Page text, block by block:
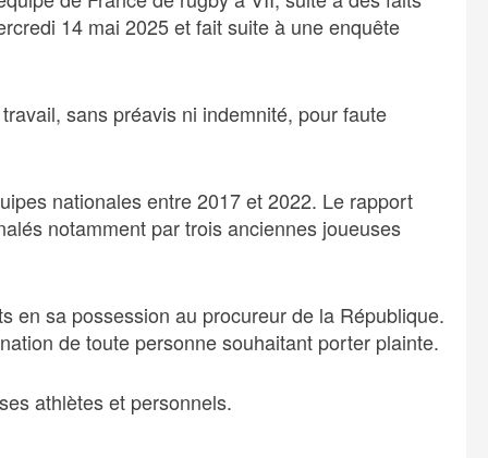
14 mai 2025 et fait suite à une enquête
sans préavis ni indemnité, pour faute
nationales entre 2017 et 2022. Le rapport
notamment par trois anciennes joueuses
en sa possession au procureur de la République.
de toute personne souhaitant porter plainte.
athlètes et personnels.